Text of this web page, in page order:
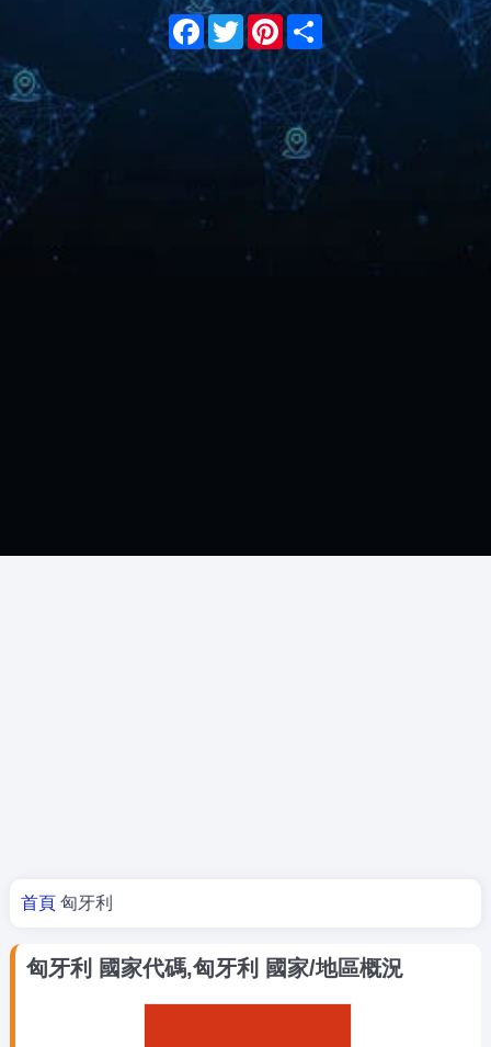
Facebook
TwitterPinterest
Share
你在這裡
首頁 匈牙利
匈牙利 國家代碼,匈牙利 國家/地區概況